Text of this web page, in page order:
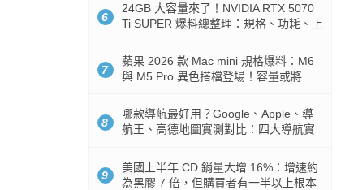
6
24GB 大容量來了！NVIDIA RTX 5070
Ti SUPER 爆料總整理：規格、功耗、上
7
蘋果 2026 款 Mac mini 規格爆料：M6
與 M5 Pro 異色搭檔登場！容量或將
8
哪款導航最好用？Google、Apple、導
航王、高德地圖實測對比：四大導航實
9
美國上半年 CD 銷量大增 16%：增速約
為黑膠 7 倍，但購買者有一半以上根本